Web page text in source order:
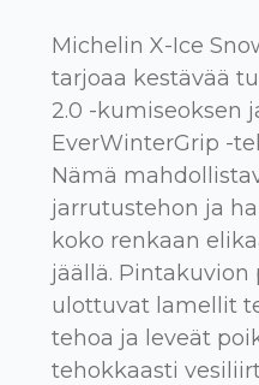
Michelin X-Ice
tarjoaa kestävää
2.0 -kumiseoksen
EverWinterGrip -
Nämä
jarrutustehon ja
koko renkaan
jäällä. Pintakuvion
ulottuvat lamellit
tehoa ja leveät
tehokkaasti